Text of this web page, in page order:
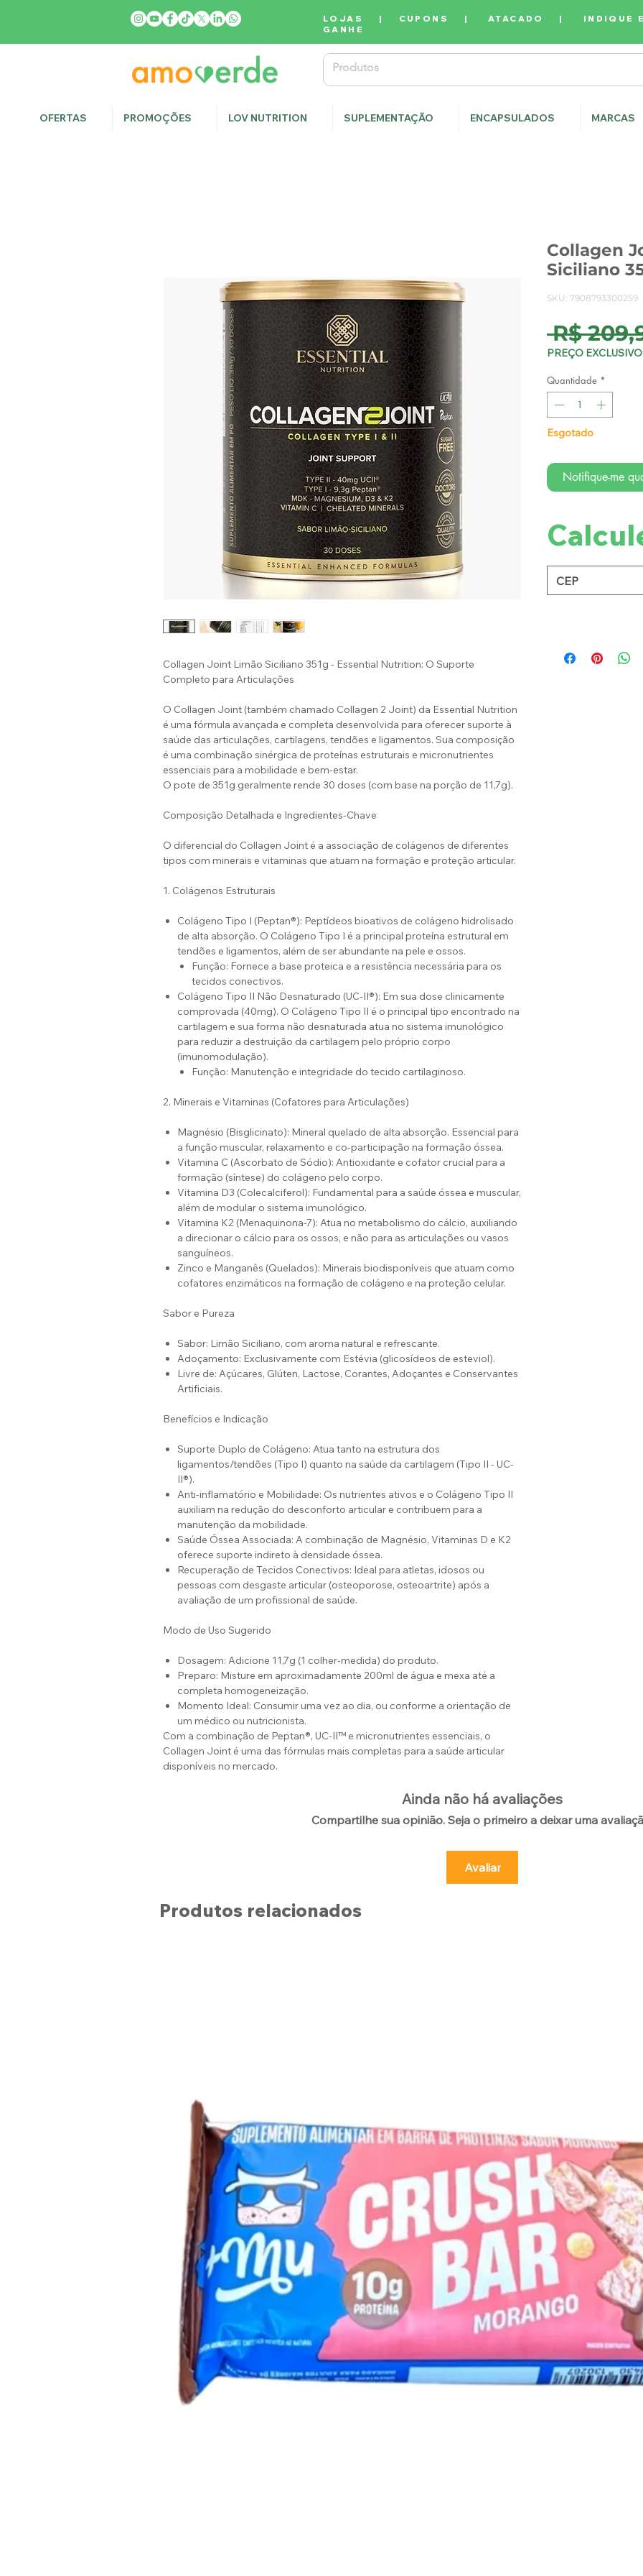
LOJAS | CUPONS |ATACADO | INDIQUE
GANHE
Collagen Joint Limão Siciliano 351g - Essential Nutrition: O Suporte
Completo para Articulações
O Collagen Joint (também chamado Collagen 2 Joint) da Essential Nutrition
é uma fórmula avançada e completa desenvolvida para oferecer suporte à
saúde das articulações, cartilagens, tendões e ligamentos. Sua composição
é uma combinação sinérgica de proteínas estruturais e micronutrientes
essenciais para a mobilidade e bem-estar.
O pote de 351g geralmente rende 30 doses (com base na porção de 11,7g).
Composição Detalhada e Ingredientes-Chave
O diferencial do Collagen Joint é a associação de colágenos de diferentes
tipos com minerais e vitaminas que atuam na formação e proteção articular.
1. Colágenos Estruturais
Colágeno Tipo I (Peptan®): Peptídeos bioativos de colágeno hidrolisado
de alta absorção. O Colágeno Tipo I é a principal proteína estrutural em
tendões e ligamentos, além de ser abundante na pele e ossos.
Função: Fornece a base proteica e a resistência necessária para os
tecidos conectivos.
Colágeno Tipo II Não Desnaturado (UC-II®): Em sua dose clinicamente
comprovada (40mg). O Colágeno Tipo II é o principal tipo encontrado na
cartilagem e sua forma não desnaturada atua no sistema imunológico
para reduzir a destruição da cartilagem pelo próprio corpo
(imunomodulação).
Função: Manutenção e integridade do tecido cartilaginoso.
2. Minerais e Vitaminas (Cofatores para Articulações)
Magnésio (Bisglicinato): Mineral quelado de alta absorção. Essencial para
a função muscular, relaxamento e co-participação na formação óssea.
Vitamina C (Ascorbato de Sódio): Antioxidante e cofator crucial para a
formação (síntese) do colágeno pelo corpo.
Vitamina D3 (Colecalciferol): Fundamental para a saúde óssea e muscular,
além de modular o sistema imunológico.
Vitamina K2 (Menaquinona-7): Atua no metabolismo do cálcio, auxiliando
a direcionar o cálcio para os ossos, e não para as articulações ou vasos
sanguíneos.
Zinco e Manganês (Quelados): Minerais biodisponíveis que atuam como
cofatores enzimáticos na formação de colágeno e na proteção celular.
Sabor e Pureza
Sabor: Limão Siciliano, com aroma natural e refrescante.
Adoçamento: Exclusivamente com Estévia (glicosídeos de esteviol).
Livre de: Açúcares, Glúten, Lactose, Corantes, Adoçantes e Conservantes
Artificiais.
Benefícios e Indicação
Suporte Duplo de Colágeno: Atua tanto na estrutura dos
ligamentos/tendões (Tipo I) quanto na saúde da cartilagem (Tipo II - UC-
II®).
Anti-inflamatório e Mobilidade: Os nutrientes ativos e o Colágeno Tipo II
auxiliam na redução do desconforto articular e contribuem para a
manutenção da mobilidade.
Saúde Óssea Associada: A combinação de Magnésio, Vitaminas D e K2
oferece suporte indireto à densidade óssea.
Recuperação de Tecidos Conectivos: Ideal para atletas, idosos ou
pessoas com desgaste articular (osteoporose, osteoartrite) após a
avaliação de um profissional de saúde.
Modo de Uso Sugerido
Dosagem: Adicione 11,7g (1 colher-medida) do produto.
Preparo: Misture em aproximadamente 200ml de água e mexa até a
completa homogeneização.
Momento Ideal: Consumir uma vez ao dia, ou conforme a orientação de
um médico ou nutricionista.
Com a combinação de Peptan®, UC-II™ e micronutrientes essenciais, o
Collagen Joint é uma das fórmulas mais completas para a saúde articular
disponíveis no mercado.
Collagen
Siciliano
SKU: 7908793300259
R$
PREÇO
Quantidade *
Esgotado
Notifique-me
Ainda não há avaliações
Compartilhe sua opinião. Seja o primeiro a deixar uma
Avaliar
Produtos relacionados
OFERTAS PROMOÇÕES LOV NUTRITION SUPLEMENTAÇÃO ENCAPSULADOS MARCAS